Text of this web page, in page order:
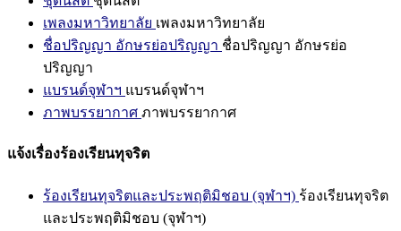
เพลงมหาวิทยาลัย เพลงมหาวิทยาลัย
ชื่อปริญญา อักษรย่อปริญญา ชื่อปริญญา อักษรย่อ
ปริญญา
แบรนด์จุฬาฯ แบรนด์จุฬาฯ
ภาพบรรยากาศ ภาพบรรยากาศ
แจ้งเรื่องร้องเรียนทุจริต
ร้องเรียนทุจริตและประพฤติมิชอบ (จุฬาฯ) ร้องเรียนทุจริต
และประพฤติมิชอบ (จุฬาฯ)